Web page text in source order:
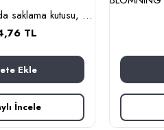
BLOMNING - gıda saklama kutusu, 10x10x10 cm (kahverengi kırmızı-pembe)
TL
Ekle
İncele